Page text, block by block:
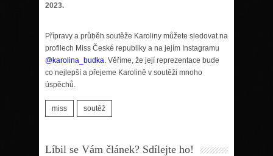
2023.
Přípravy a průběh soutěže Karoliny můžete sledovat na
profilech Miss České republiky a na jejím Instagramu
@karolina_budka. Věříme, že její reprezentace bude
co nejlepší a přejeme Karolině v soutěži mnoho
úspěchů.
miss soutěž
Líbil se Vám článek? Sdílejte ho!